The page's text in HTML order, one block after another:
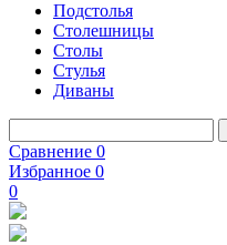
Подстолья
Столешницы
Столы
Стулья
Диваны
Сравнение 0
Избранное 0
0